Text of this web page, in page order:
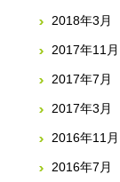
2018年3月
2017年11月
2017年7月
2017年3月
2016年11月
2016年7月